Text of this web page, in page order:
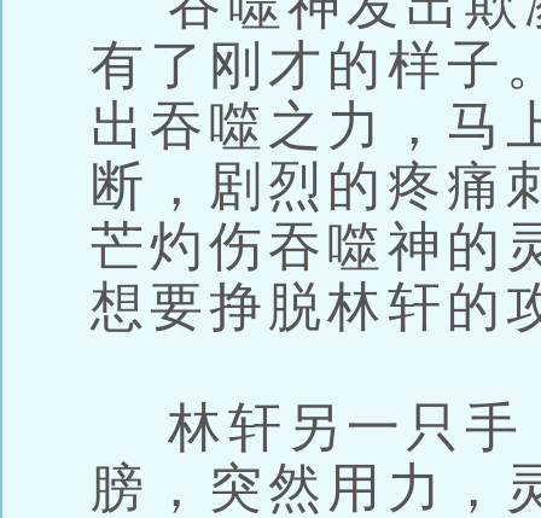
有了刚才的样子
出吞噬之力，马
断，剧烈的疼痛
芒灼伤吞噬神的
想要挣脱林轩的
林轩另一只手
膀，突然用力，